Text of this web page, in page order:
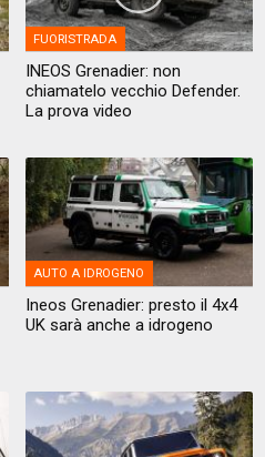
FUORISTRADA
INEOS Grenadier: non
chiamatelo vecchio Defender.
La prova video
AUTO A IDROGENO
Ineos Grenadier: presto il 4x4
UK sarà anche a idrogeno